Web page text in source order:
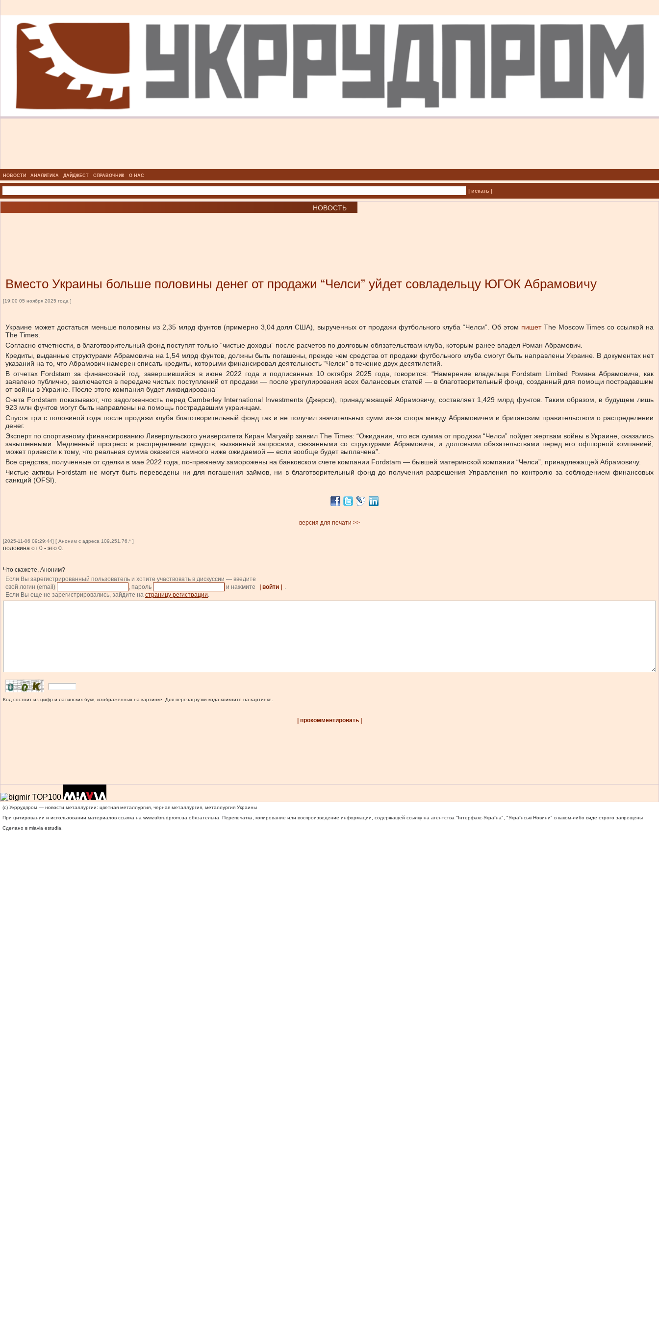
НОВОСТИ АНАЛИТИКА ДАЙДЖЕСТ СПРАВОЧНИК О НАС
| искать |
НОВОСТЬ
Вместо Украины больше половины денег от продажи “Челси” уйдет совладельцу ЮГОК Абрамовичу
[19:00 05 ноября 2025 года ]
Украине может достаться меньше половины из 2,35 млрд фунтов (примерно 3,04 долл США), вырученных от продажи футбольного клуба “Челси”. Об этом пишет The Moscow Times со ссылкой на
The Times.
Согласно отчетности, в благотворительный фонд поступят только “чистые доходы” после расчетов по долговым обязательствам клуба, которым ранее владел Роман Абрамович.
Кредиты, выданные структурами Абрамовича на 1,54 млрд фунтов, должны быть погашены, прежде чем средства от продажи футбольного клуба смогут быть направлены Украине. В документах нет
указаний на то, что Абрамович намерен списать кредиты, которыми финансировал деятельность “Челси” в течение двух десятилетий.
В отчетах Fordstam за финансовый год, завершившийся в июне 2022 года и подписанных 10 октября 2025 года, говорится: “Намерение владельца Fordstam Limited Романа Абрамовича, как
заявлено публично, заключается в передаче чистых поступлений от продажи — после урегулирования всех балансовых статей — в благотворительный фонд, созданный для помощи пострадавшим
от войны в Украине. После этого компания будет ликвидирована”
Счета Fordstam показывают, что задолженность перед Camberley International Investments (Джерси), принадлежащей Абрамовичу, составляет 1,429 млрд фунтов. Таким образом, в будущем лишь
923 млн фунтов могут быть направлены на помощь пострадавшим украинцам.
Спустя три с половиной года после продажи клуба благотворительный фонд так и не получил значительных сумм из-за спора между Абрамовичем и британским правительством о распределении
денег.
Эксперт по спортивному финансированию Ливерпульского университета Киран Магуайр заявил The Times: “Ожидания, что вся сумма от продажи “Челси” пойдет жертвам войны в Украине, оказались
завышенными. Медленный прогресс в распределении средств, вызванный запросами, связанными со структурами Абрамовича, и долговыми обязательствами перед его офшорной компанией,
может привести к тому, что реальная сумма окажется намного ниже ожидаемой — если вообще будет выплачена”.
Все средства, полученные от сделки в мае 2022 года, по-прежнему заморожены на банковском счете компании Fordstam — бывшей материнской компании “Челси”, принадлежащей Абрамовичу.
Чистые активы Fordstam не могут быть переведены ни для погашения займов, ни в благотворительный фонд до получения разрешения Управления по контролю за соблюдением финансовых
санкций (OFSI).
версия для печати >>
[2025-11-06 09:29:44] [ Аноним с адреса 109.251.76.* ]
половина от 0 - это 0.
Что скажете, Аноним?
Если Вы зарегистрированный пользователь и хотите участвовать в дискуссии — введите
свой логин (email)
, пароль и нажмите | войти |
.
Если Вы еще не зарегистрировались, зайдите на страницу регистрации.
Код состоит из цифр и латинских букв, изображенных на картинке. Для перезагрузки кода кликните на картинке.
| прокомментировать |
(c) Укррудпром — новости металлургии: цветная металлургия, черная металлургия, металлургия Украины
При цитировании и использовании материалов ссылка на www.ukrrudprom.ua обязательна. Перепечатка, копирование или воспроизведение информации, содержащей ссылку на агентства "Iнтерфакс-Україна", "Українськi Новини" в каком-либо виде строго запрещены
Сделано в miavia estudia.